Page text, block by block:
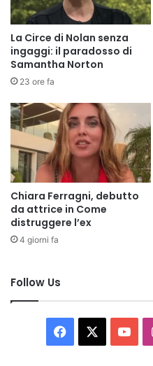
La Circe di Nolan senza
ingaggi: il paradosso di
Samantha Norton
23 ore fa
Chiara Ferragni, debutto
da attrice in Come
distruggere l’ex
4 giorni fa
Follow Us
Facebook You